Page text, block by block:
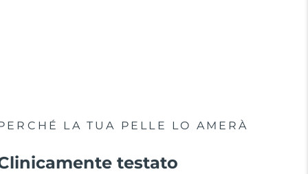
LA TUA PELLE LO AMERÀ
testato